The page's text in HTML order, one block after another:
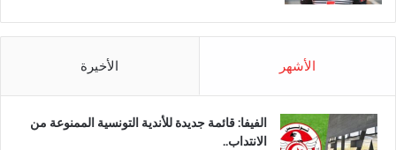
الأشهر الأخيرة
الفيفا: قائمة جديدة للأندية التونسية الممنوعة من
الانتداب..